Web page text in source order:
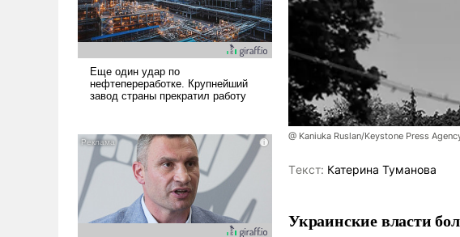
@ Kaniuka Ruslan/Keystone Press
Tекст: Катерина Туманова
Украинские власти